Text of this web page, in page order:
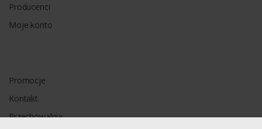
Producenci
Moje konto
Promocje
Kontakt
Przechowalnia